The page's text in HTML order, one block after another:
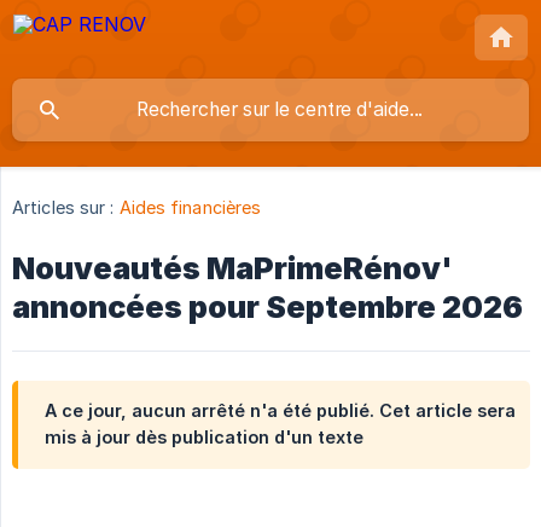
Articles sur : Aides financières
Nouveautés MaPrimeRénov'
annoncées pour Septembre 2026
A ce jour, aucun arrêté n'a été publié. Cet article sera
mis à jour dès publication d'un texte